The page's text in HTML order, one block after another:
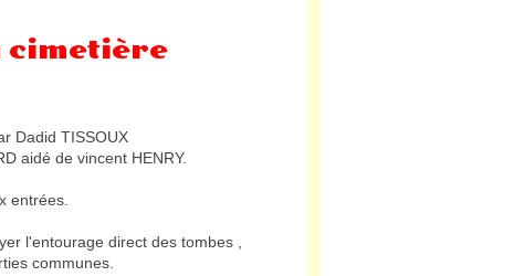
cimetière
Dadid TISSOUX
aidé de vincent HENRY.
entrées.
l'entourage direct des tombes ,
communes.